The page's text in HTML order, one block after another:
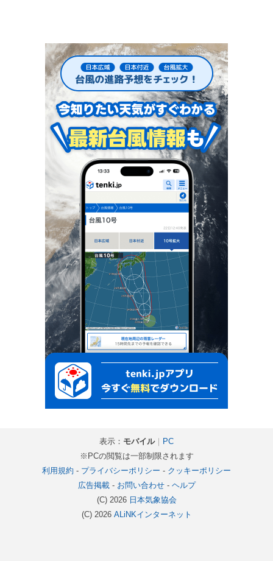
表示： モバイル｜
PC
※PCの閲覧は一部制限されます
利用規約 - プライバシーポリシー - クッキーポリシー
広告掲載- お問い合わせ- ヘルプ
(C) 2026 日本気象協会
(C) 2026 ALiNKインターネット